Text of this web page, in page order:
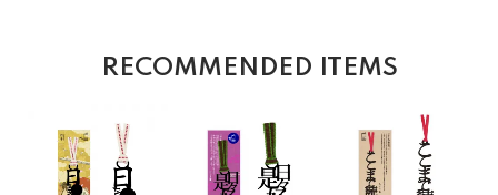
RECOMMENDED ITEMS